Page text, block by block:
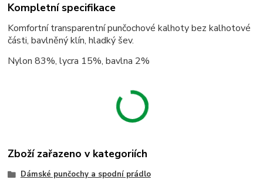
Kompletní specifikace
Komfortní transparentní punčochové kalhoty bez kalhotové
části, bavlněný klín, hladký šev.
Nylon 83%, lycra 15%, bavlna 2%
Zboží zařazeno v kategoriích
Dámské punčochy a spodní prádlo